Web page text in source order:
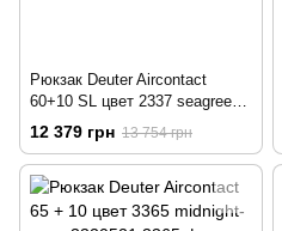
Рюкзак Deuter Aircontact
60+10 SL цвет 2337 seagreen-
marine
12 379 грн 13 754 грн